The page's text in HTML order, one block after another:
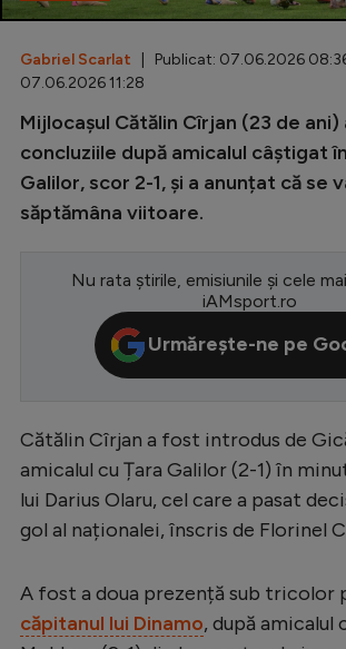
Diverse
Inedit
Champions League
Conference League
CM 2026
Premier League
Serie A
Bundesliga
Campionate
Starurile fotbalului
Gabriel Scarlat | Publicat: 07.06.2026
07.06.2026 11:28
Mijlocașul Cătălin Cîrjan (23 de ani)
concluziile după amicalul câștigat
Galilor, scor 2-1, și a anunțat că se
săptămâna viitoare.
Nu rata știrile, emisiunile și cele
iAMsport.ro
Urmărește-ne pe
Cătălin Cîrjan a fost introdus de
amicalul cu Țara Galilor (2-1) în
lui Darius Olaru, cel care a pasat
gol al naționalei, înscris de Florinel
A fost a doua prezență sub tricolor
căpitanul lui Dinamo, după amicalul